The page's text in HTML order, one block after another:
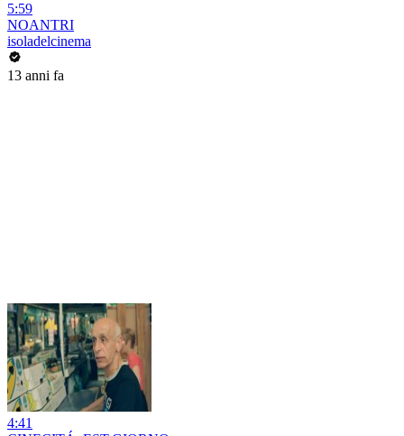
5:59
NOANTRI
isoladelcinema
13 anni fa
4:41